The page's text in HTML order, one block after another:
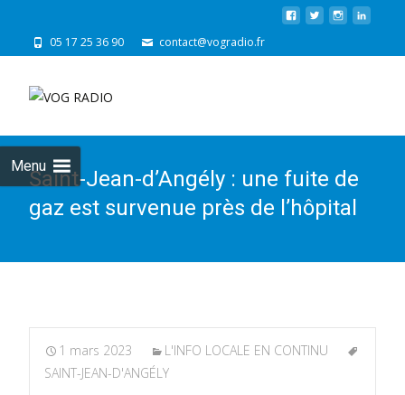
05 17 25 36 90 contact@vogradio.fr
Menu
Saint-Jean-d’Angély : une fuite de
gaz est survenue près de l’hôpital
1 mars 2023
L'INFO LOCALE EN CONTINU
SAINT-JEAN-D'ANGÉLY